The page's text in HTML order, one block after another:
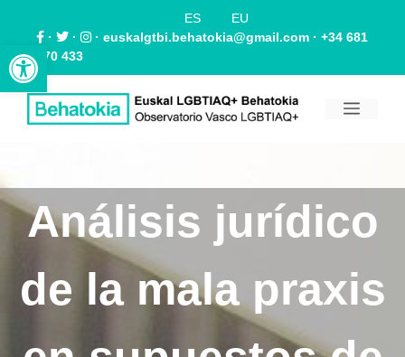
Abrir barra de herramientas
ES
EU
·
· · euskalgtbi.behatokia@gmail.com · +34 681
870 433
Análisis jurídico
de la mala praxis